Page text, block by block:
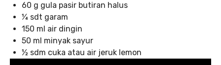
60 g gula pasir butiran halus
¼ sdt garam
150 ml air dingin
50 ml minyak sayur
½ sdm cuka atau air jeruk lemon